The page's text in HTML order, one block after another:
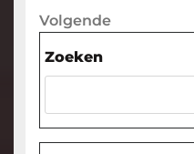
Volgende
Volgende
Zoeken